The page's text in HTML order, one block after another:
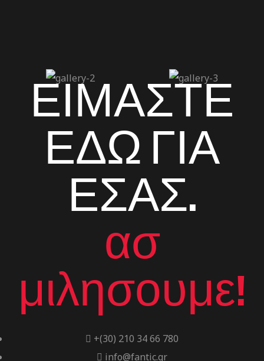
ΕΙΜΑΣΤΕ
ΕΔΩ ΓΙΑ
ΕΣΑΣ.
ασ
μιλησουμε!
+(30) 210 34 66 780
info@fantic.gr